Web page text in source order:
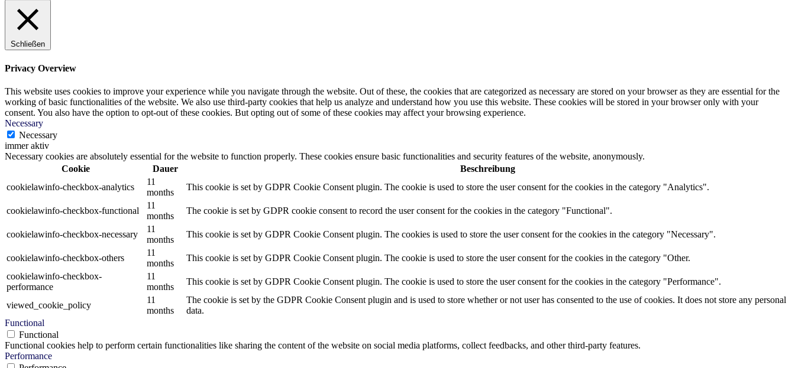
Schließen
Privacy Overview
This website uses cookies to improve your experience while you navigate through the website. Out of these, the cookies that are categorized as necessary are stored on your browser as they are essential for the
working of basic functionalities of the website. We also use third-party cookies that help us analyze and understand how you use this website. These cookies will be stored in your browser only with your
consent. You also have the option to opt-out of these cookies. But opting out of some of these cookies may affect your browsing experience.
Necessary
Necessary
immer aktiv
Necessary cookies are absolutely essential for the website to function properly. These cookies ensure basic functionalities and security features of the website, anonymously.
Cookie
Dauer
Beschreibung
cookielawinfo-checkbox-analytics
11
months
This cookie is set by GDPR Cookie Consent plugin. The cookie is used to store the user consent for the cookies in the category "Analytics".
cookielawinfo-checkbox-functional
11
months
The cookie is set by GDPR cookie consent to record the user consent for the cookies in the category "Functional".
cookielawinfo-checkbox-necessary
11
months
This cookie is set by GDPR Cookie Consent plugin. The cookies is used to store the user consent for the cookies in the category "Necessary".
cookielawinfo-checkbox-others
11
months
This cookie is set by GDPR Cookie Consent plugin. The cookie is used to store the user consent for the cookies in the category "Other.
cookielawinfo-checkbox-
performance
11
months
This cookie is set by GDPR Cookie Consent plugin. The cookie is used to store the user consent for the cookies in the category "Performance".
viewed_cookie_policy
11
months
The cookie is set by the GDPR Cookie Consent plugin and is used to store whether or not user has consented to the use of cookies. It does not store any personal
data.
Functional
Functional
Functional cookies help to perform certain functionalities like sharing the content of the website on social media platforms, collect feedbacks, and other third-party features.
Performance